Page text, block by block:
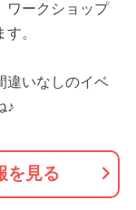
ワークショップ
。
違いなしのイベ
♪
を見る